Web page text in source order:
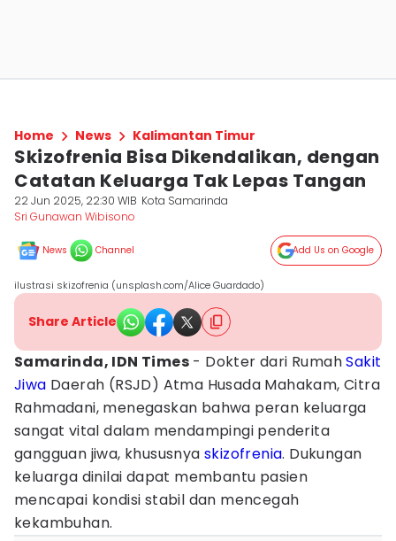
Home News Kalimantan Timur
Skizofrenia Bisa Dikendalikan, dengan
Catatan Keluarga Tak Lepas Tangan
22 Jun 2025, 22:30 WIB Kota Samarinda
Sri Gunawan Wibisono
News Channel Add Us on Google
ilustrasi skizofrenia (unsplash.com/Alice Guardado)
Share Article
Samarinda, IDN Times - Dokter dari RumahSakit
Jiwa Daerah (RSJD) Atma Husada Mahakam, Citra
Rahmadani, menegaskan bahwa peran keluarga
sangat vital dalam mendampingi penderita
gangguan jiwa, khususnya skizofrenia. Dukungan
keluarga dinilai dapat membantu pasien
mencapai kondisi stabil dan mencegah
kekambuhan.